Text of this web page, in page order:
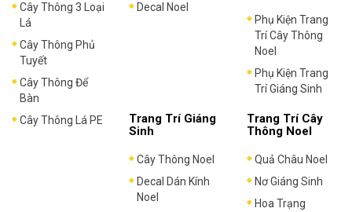
Cây Thông 3 Loại
Lá
Cây Thông Phủ
Tuyết
Cây Thông Để
Bàn
Cây Thông Lá PE
Decal Noel
Phụ Kiện Trang
Trí Cây Thông
Noel
Phụ Kiện Trang
Trí Giáng Sinh
Trang Trí Giáng
Sinh
Cây Thông Noel
Decal Dán Kính
Noel
Trang Trí Cây
Thông Noel
Quả Châu Noel
Nơ Giáng Sinh
Hoa Trạng